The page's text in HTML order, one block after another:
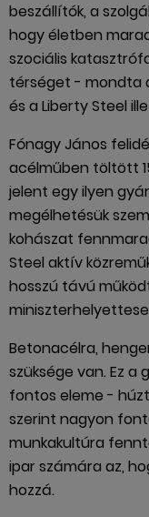
beszállítók, a
hogy életben
szociális
térséget - mondta
és a Liberty Steel
Fónagy János
acélműben töltött
jelent egy ilyen
megélhetésük
kohászat
Steel aktív
hosszú távú
Betonacélra,
szüksége van. Ez
fontos eleme -
szerint nagyon
munkakultúra
ipar számára az,
hozzá.